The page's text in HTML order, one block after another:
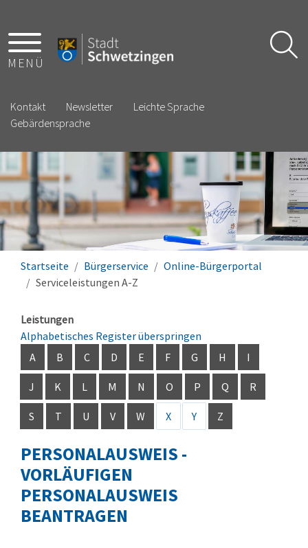
MENÜ
Kontakt Newsletter
Leichte Sprache
Gebärdensprache
Startseite Bürgerservice
Online-Bürgerportal
Serviceleistungen A-Z
Leistungen
Alphabetisches Register überspringen
A
B C D E F G H I
J K L M N O P Q R
S T U V W X Y Z
PERSONALAUSWEIS -
VORLÄUFIGEN
PERSONALAUSWEIS
BEANTRAGEN